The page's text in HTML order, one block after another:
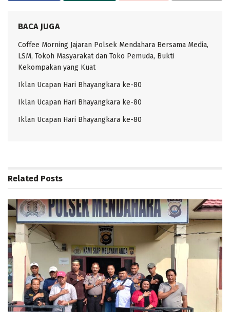
BACA JUGA
Coffee Morning Jajaran Polsek Mendahara Bersama Media,
LSM, Tokoh Masyarakat dan Toko Pemuda, Bukti
Kekompakan yang Kuat
Iklan Ucapan Hari Bhayangkara ke-80
Iklan Ucapan Hari Bhayangkara ke-80
Iklan Ucapan Hari Bhayangkara ke-80
Related Posts